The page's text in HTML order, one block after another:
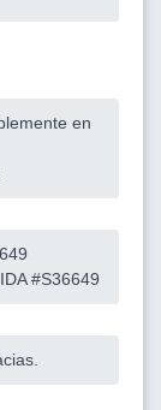
en
#S36649